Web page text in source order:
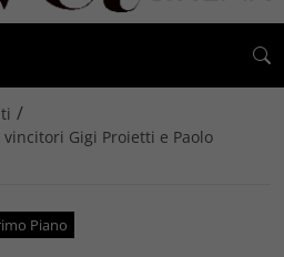
/
Gigi Proietti e Paolo
Piano